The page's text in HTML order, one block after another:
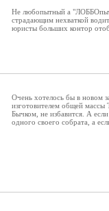
Не любопытный а
страдающим нехваткой
юристы больших контор
Очень хотелось бы в новом
изготовителем общей
Бычком, не избавится. А
одного своего собрата, а